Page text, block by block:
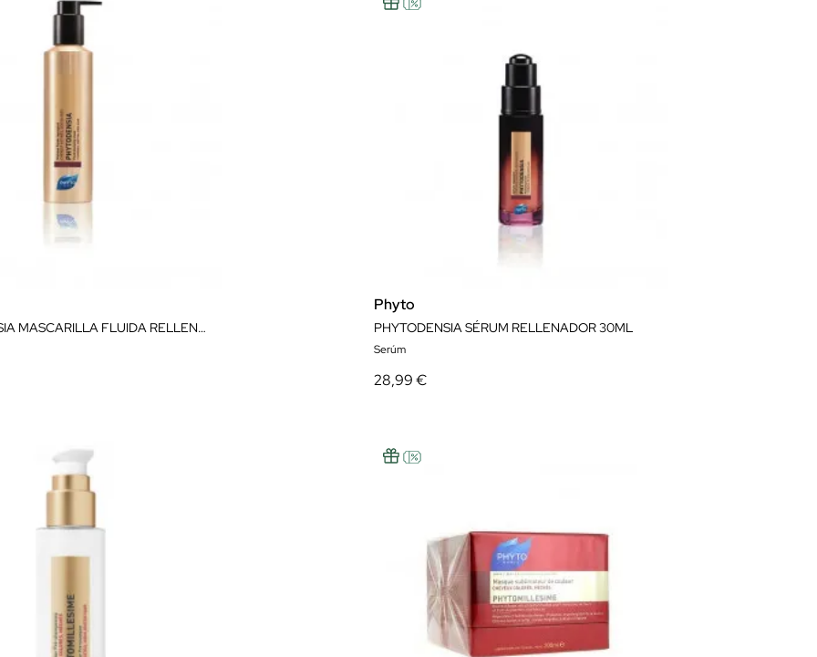
PHYTODENSIA MASCARILLA FLUIDA RELLENADORA 175 ML
Phyto
PHYTODENSIA SÉRUM RELLENADOR 30ML
Serúm
28,99 €